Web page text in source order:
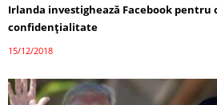
Irlanda investighează Facebook pentru
confidenţialitate
15/12/2018